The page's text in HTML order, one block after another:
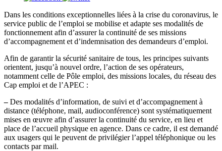
Dans les conditions exceptionnelles liées à la crise du coronavirus, le
service public de l’emploi se mobilise et adapte ses modalités de
fonctionnement afin d’assurer la continuité de ses missions
d’accompagnement et d’indemnisation des demandeurs d’emploi.
Afin de garantir la sécurité sanitaire de tous, les principes suivants
orientent, jusqu’à nouvel ordre, l’action de ses opérateurs,
notamment celle de Pôle emploi, des missions locales, du réseau des
Cap emploi et de l’APEC :
–Des modalités d’information, de suivi et d’accompagnement à
distance (téléphone, mail, audioconférence) sont systématiquement
mises en œuvre afin d’assurer la continuité du service, en lieu et
place de l’accueil physique en agence. Dans ce cadre, il est demandé
aux usagers qui le peuvent de privilégier l’appel téléphonique ou les
contacts par mail.